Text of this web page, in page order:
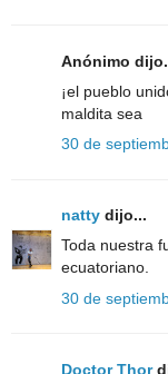
Anónimo
¡el pueblo
maldita sea
30 de
natty dijo...
Toda nuestra
ecuatoriano.
30 de
Doctor Thor